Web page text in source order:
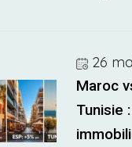
26
Maroc
Tunisie